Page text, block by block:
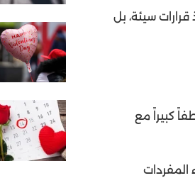
سيئة، بل
كبيراً مع
المفردات